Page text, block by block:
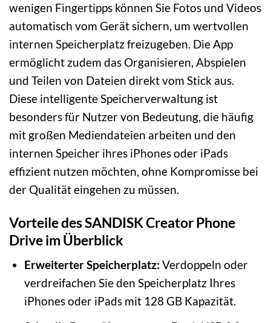
wenigen Fingertipps können Sie Fotos und Videos
automatisch vom Gerät sichern, um wertvollen
internen Speicherplatz freizugeben. Die App
ermöglicht zudem das Organisieren, Abspielen
und Teilen von Dateien direkt vom Stick aus.
Diese intelligente Speicherverwaltung ist
besonders für Nutzer von Bedeutung, die häufig
mit großen Mediendateien arbeiten und den
internen Speicher ihres iPhones oder iPads
effizient nutzen möchten, ohne Kompromisse bei
der Qualität eingehen zu müssen.
Vorteile des SANDISK Creator Phone
Drive im Überblick
Erweiterter Speicherplatz: Verdoppeln oder
verdreifachen Sie den Speicherplatz Ihres
iPhones oder iPads mit 128 GB Kapazität.